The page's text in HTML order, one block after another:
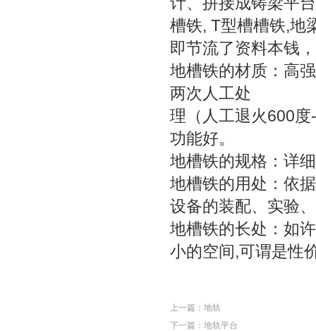
槽铁, T型槽槽铁,地
即节流了资料本钱
地槽铁的材质：高
两次人工处
理（人工退火600
功能好。
地槽铁的规格：详
地槽铁的用处：依
设备的装配、实验
地槽铁的长处：如
小的空间,可谓是性
上一篇： 地轨
下一篇： 地轨平台